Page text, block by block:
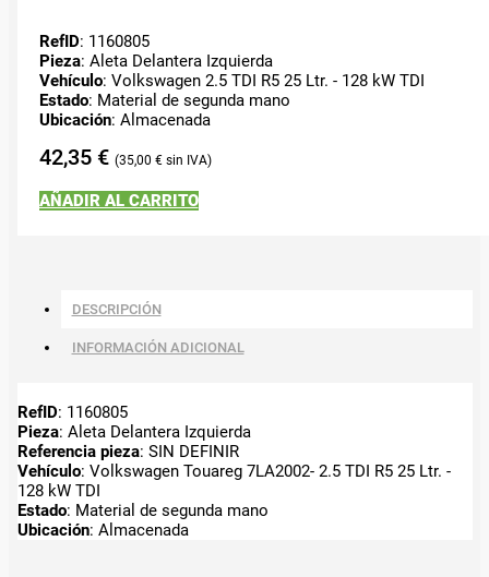
RefID: 1160805
Pieza: Aleta Delantera Izquierda
Vehículo: Volkswagen 2.5 TDI R5 25 Ltr. - 128 kW TDI
Estado: Material de segunda mano
Ubicación: Almacenada
42,35 € 35,00 €
AÑADIR AL CARRITO
DESCRIPCIÓN
INFORMACIÓN ADICIONAL
RefID: 1160805
Pieza: Aleta Delantera Izquierda
Referencia pieza: SIN DEFINIR
Vehículo: Volkswagen Touareg 7LA2002- 2.5 TDI R5 25 Ltr. -
128 kW TDI
Estado: Material de segunda mano
Ubicación: Almacenada